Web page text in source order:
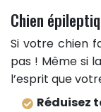
Chien
Si votre chien
pas ! Même si
l’esprit que
Réduisez